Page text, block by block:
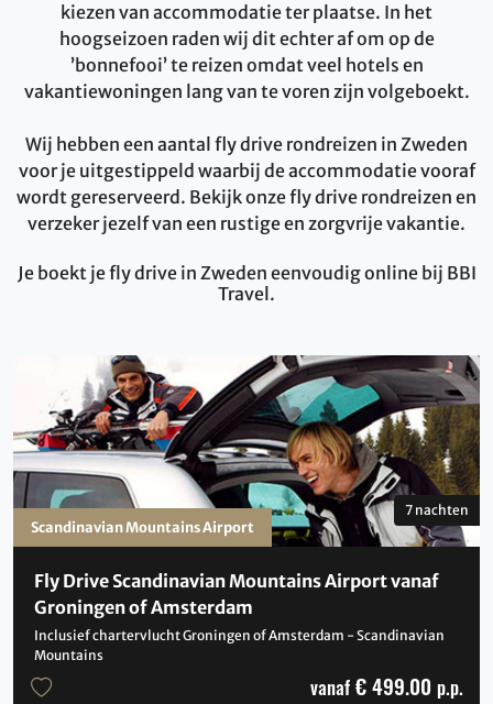
kiezen van accommodatie ter plaatse. In het
hoogseizoen raden wij dit echter af om op de
’bonnefooi’ te reizen omdat veel hotels en
vakantiewoningen lang van te voren zijn volgeboekt.
Wij hebben een aantal fly drive rondreizen in Zweden
voor je uitgestippeld waarbij de accommodatie vooraf
wordt gereserveerd. Bekijk onze fly drive rondreizen en
verzeker jezelf van een rustige en zorgvrije vakantie.
Je boekt je fly drive in Zweden eenvoudig online bij BBI
Travel.
Fly Drive Scandinavian Mountains Airport vanaf
Groningen of Amsterdam
Inclusief chartervlucht Groningen of Amsterdam - Scandinavian
Mountains
7 nachten
vanaf € 499.00 p.p.
Scandinavian Mountains Airport